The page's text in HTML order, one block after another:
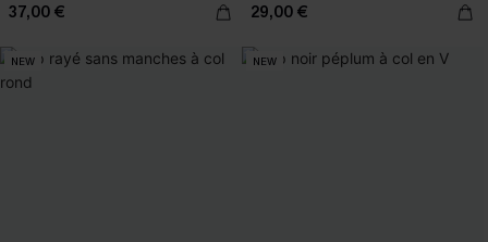
37,00 € 29,00 €
NEW NEW